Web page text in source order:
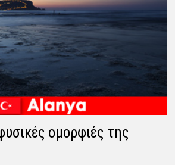
ομορφιές της